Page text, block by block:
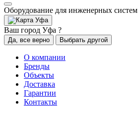
Оборудование для инженерных систем
Уфа
Ваш город Уфа ?
Да, все верно Выбрать другой
О компании
Бренды
Объекты
Доставка
Гарантии
Контакты